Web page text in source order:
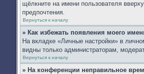
щёлкните на имени пользователя
предпочтения.
Вернуться к началу
» Как избежать появления моего
На вкладке «Личные настройки» в
видны только администраторам,
Вернуться к началу
» На конференции неправильное